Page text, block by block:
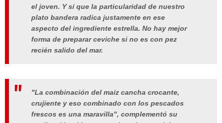
el joven. Y sí que la particularidad de nuestro
plato bandera radica justamente en ese
aspecto del ingrediente estrella. No hay mejor
forma de preparar ceviche si no es con pez
recién salido del mar.
"La combinación del maíz cancha crocante,
crujiente y eso combinado con los pescados
frescos es una maravilla", complementó su